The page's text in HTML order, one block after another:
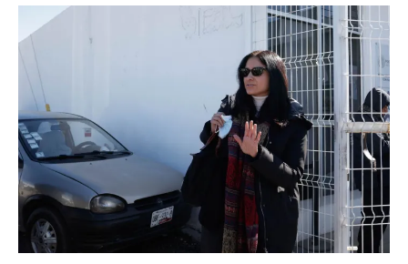
Seguidores
11,243
Seguidores